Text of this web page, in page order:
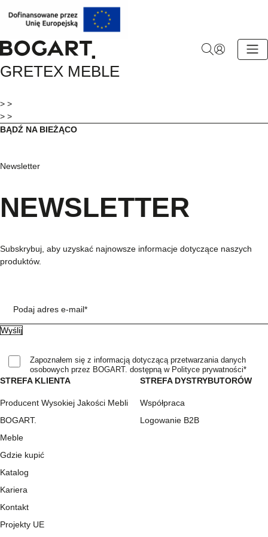
BOGART.
-
główna
GRETEX MEBLE
> >
> >
STREFA KLIENTA
Producent Wysokiej Jakości Mebli
BOGART.
Meble
Gdzie kupić
Katalog
Kariera
Kontakt
Projekty UE
STREFA DYSTRYBUTORÓW
Współpraca
Logowanie B2B
BĄDŹ NA BIEŻĄCO
Newsletter
NEWSLETTER
Subskrybuj, aby uzyskać najnowsze informacje dotyczące naszych
produktów.
Podaj adres e-mail*
Zapoznałem się z informacją dotyczącą przetwarzania danych
osobowych przez BOGART. dostępną w Polityce prywatności*